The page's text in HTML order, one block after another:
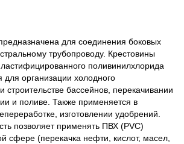
для соединения боковых
трубопроводу. Крестовины
поливинилхлорида
организации холодного
строительстве бассейнов, перекачивании
и поливе. Также применяется в
изготовлении удобрений.
позволяет применять ПВХ (PVC)
сфере (перекачка нефти, кислот, масел,